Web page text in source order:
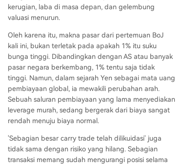
kerugian, laba di masa depan, dan gelembung
valuasi menurun.
Oleh karena itu, makna pasar dari pertemuan BoJ
kali ini, bukan terletak pada apakah 1% itu suku
bunga tinggi. Dibandingkan dengan AS atau banyak
pasar negara berkembang, 1% tentu saja tidak
tinggi. Namun, dalam sejarah Yen sebagai mata uang
pembiayaan global, ia mewakili perubahan arah.
Sebuah saluran pembiayaan yang lama menyediakan
leverage murah, sedang bergerak dari biaya sangat
rendah menuju biaya normal.
'Sebagian besar carry trade telah dilikuidasi' juga
tidak sama dengan risiko yang hilang. Sebagian
transaksi memang sudah mengurangi posisi selama